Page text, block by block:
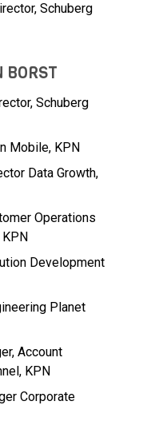
Schuberg
BORST
Schuberg
Mobile, KPN
Data Growth,
Operations
KPN
Development
Planet
Account
KPN
Corporate